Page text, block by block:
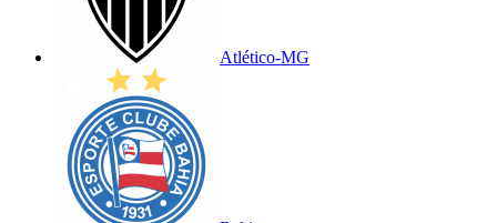
Atlético-MG